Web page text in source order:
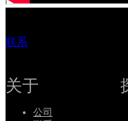
系
Careers
Partners
联系
关于
公司